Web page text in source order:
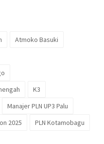
Atmoko Basuki
K3
Manajer PLN UP3 Palu
2025
PLN Kotamobagu